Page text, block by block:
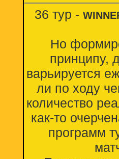
36 тур -
Но
принципу,
варьируется
ли по ходу
количество
как-то
программ